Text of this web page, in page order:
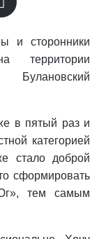
и сторонники
территории
Булановский
в пятый раз и
категорией
стало доброй
сформировать
тем самым